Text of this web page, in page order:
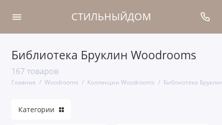
СТИЛЬНЫЙДОМ
Библиотека Бруклин Woodrooms
167 товаров
Главная Woodrooms Коллекции Woodrooms Библиотека
Коллекции Woodrooms
Кровати
Категории